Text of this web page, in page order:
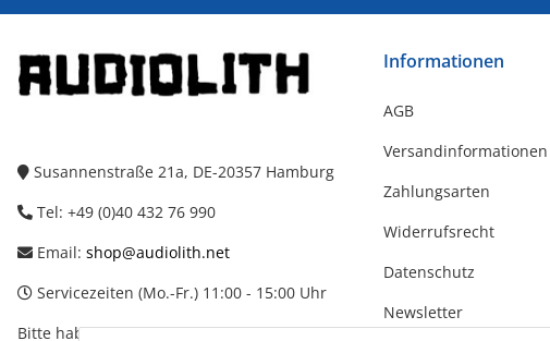
Susannenstraße 21a, DE-20357 Hamburg
Tel: +49 (0)40 432 76 990
Email: shop@audiolith.net
Servicezeiten (Mo.-Fr.) 11:00 - 15:00 Uhr
Bitte habe Verständnis dafür, dass Du uns
Informationen
AGB
Versandinformationen
Zahlungsarten
Widerrufsrecht
Datenschutz
Newsletter